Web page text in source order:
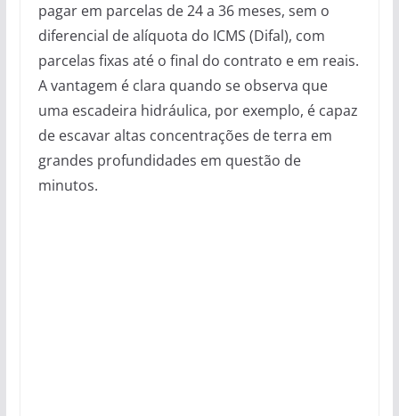
pagar em parcelas de 24 a 36 meses, sem o
diferencial de alíquota do ICMS (Difal), com
parcelas fixas até o final do contrato e em reais.
A vantagem é clara quando se observa que
uma escadeira hidráulica, por exemplo, é capaz
de escavar altas concentrações de terra em
grandes profundidades em questão de
minutos.